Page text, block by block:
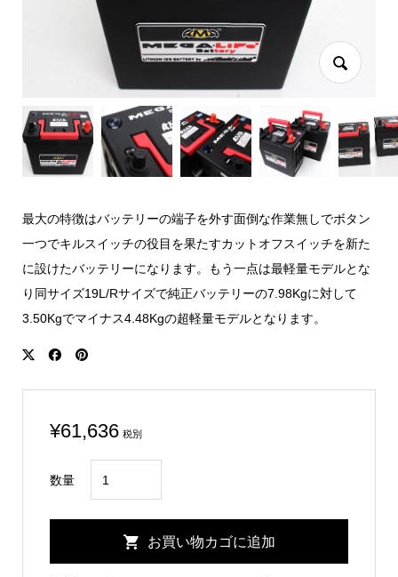
最大の特徴はバッテリーの端子を外す面倒な作業無しでボタン
一つでキルスイッチの役目を果たすカットオフスイッチを新た
に設けたバッテリーになります。もう一点は最軽量モデルとな
り同サイズ19L/Rサイズで純正バッテリーの7.98Kgに対して
3.50Kgでマイナス4.48Kgの超軽量モデルとなります。
¥61,636 税別
数量
JW5
Lightweight
Lithium-
お買い物カゴに追加